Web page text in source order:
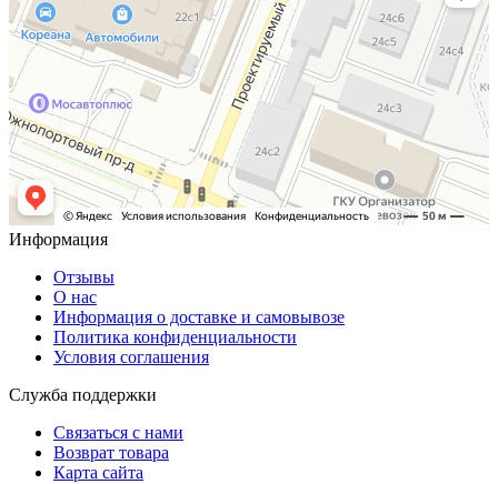
Информация
Отзывы
О нас
Информация о доставке и самовывозе
Политика конфиденциальности
Условия соглашения
Служба поддержки
Связаться с нами
Возврат товара
Карта сайта